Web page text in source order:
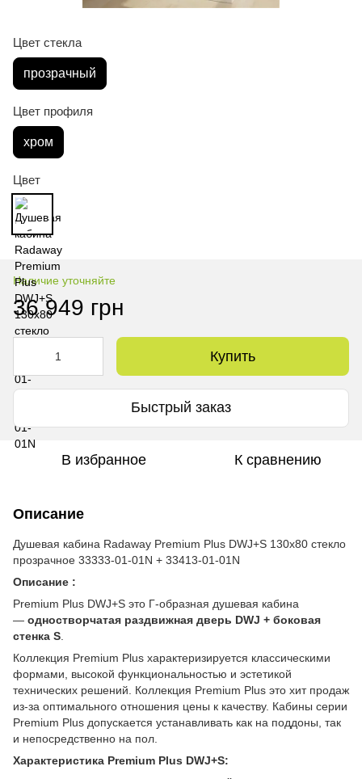
Цвет стекла
прозрачный
Цвет профиля
хром
Цвет
Наличие уточняйте
36 949 грн
Купить
Быстрый заказ
В избранное К сравнению
Описание
Душевая кабина Radaway Premium Plus DWJ+S 130x80 стекло
прозрачное 33333-01-01N + 33413-01-01N
Описание :
Premium Plus DWJ+S это Г-образная душевая кабина
— одностворчатая раздвижная дверь DWJ + боковая
стенка S
Коллекция Premium Plus характеризируется классическими
формами, высокой функциональностью и эстетикой
технических решений. Коллекция Premium Plus это хит продаж
из-за оптимального отношения цены к качеству. Кабины серии
Premium Plus допускается устанавливать как на поддоны, так
и непосредственно на пол.
Характеристика Premium Plus DWJ+S: